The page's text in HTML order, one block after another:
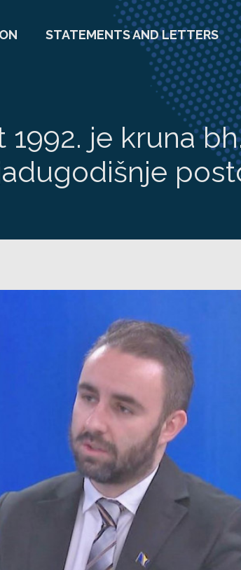
STATEMENTS AND LETTERS
1992. je kruna